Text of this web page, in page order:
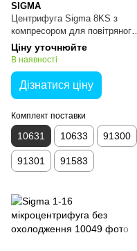
SIGMA
Центрифуга Sigma 8KS з
компресором для повітряного
охолодження
Ціну уточнюйте
В наявності
Дізнатися ціну
Комплект поставки
10631 10633 91300
91301 91583